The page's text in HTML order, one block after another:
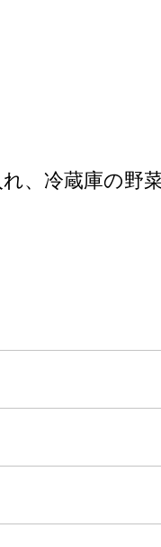
、冷蔵庫の野